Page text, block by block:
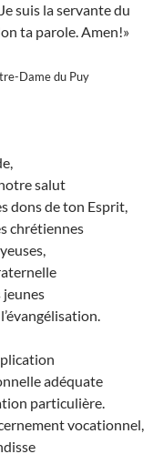
suis la servante du
ta parole. Amen!»
Dame du Puy
salut
dons de ton Esprit,
chrétiennes
jeunes
adéquate
particulière.
vocationnel,